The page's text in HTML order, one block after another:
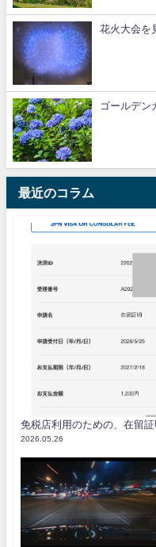
花火大会を
ゴールデン
最近のコラム
免税店利用のための、在留
2026.05.26